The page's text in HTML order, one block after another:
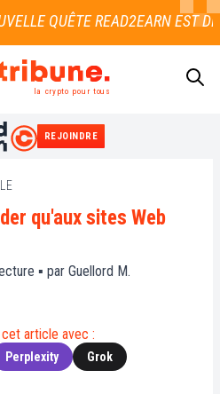
la crypto pour tous
REJOINDRE
qu'aux sites Web
▪ par Guellord M.
article avec :
Perplexity Grok